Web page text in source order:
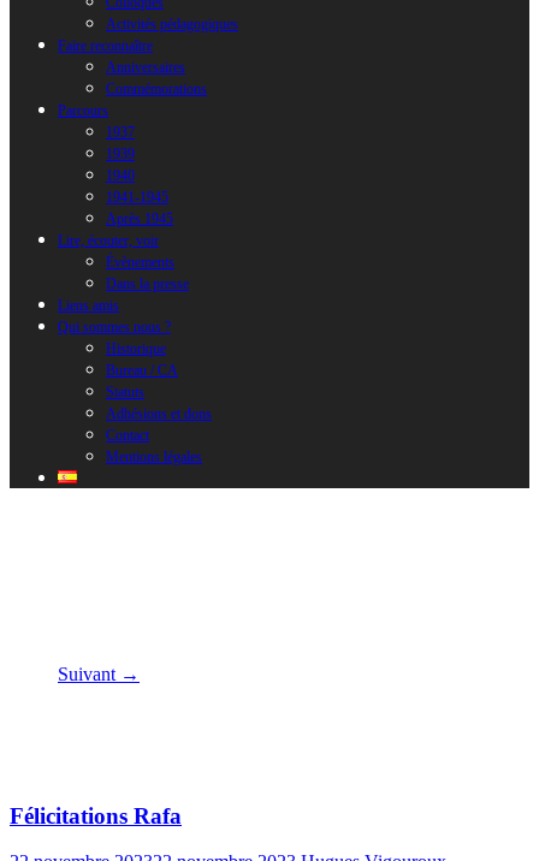
Activités pédagogiques
Faire reconnaître
Anniversaires
Commémorations
Parcours
1937
1939
1940
1941-1945
Après 1945
Lire, écouter, voir
Évènements
Dans la presse
Liens amis
Qui sommes nous ?
Historique
Bureau / CA
Statuts
Adhésions et dons
Contact
Mentions légales
Suivant →
Félicitations Rafa